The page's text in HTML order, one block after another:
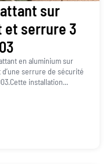
sur
et serrure 3
en aluminium sur
serrure de sécurité
installation...